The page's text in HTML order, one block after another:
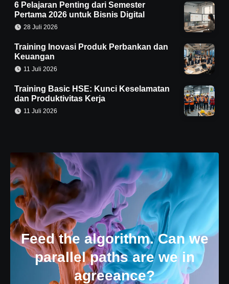
6 Pelajaran Penting dari Semester
Pertama 2026 untuk Bisnis Digital
28 Juli 2026
Training Inovasi Produk Perbankan dan
Keuangan
11 Juli 2026
Training Basic HSE: Kunci Keselamatan
dan Produktivitas Kerja
11 Juli 2026
Feed the algorithm. Can we
parallel paths are we in
agreeance?